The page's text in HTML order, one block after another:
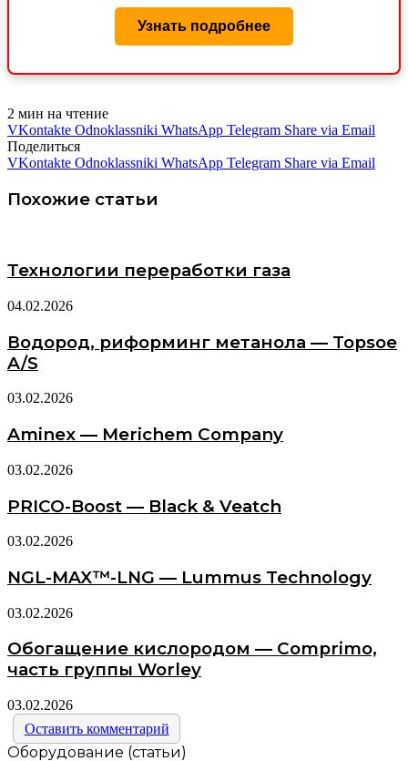
Узнать подробнее
2 мин на чтение
VKontakte Odnoklassniki WhatsApp Telegram Share via Email
Поделиться
VKontakte Odnoklassniki WhatsApp Telegram Share via Email
Похожие статьи
Технологии переработки газа
04.02.2026
Водород, риформинг метанола — Topsoe
A/S
03.02.2026
Aminex — Merichem Company
03.02.2026
PRICO-Boost — Black & Veatch
03.02.2026
NGL-MAX™-LNG — Lummus Technology
03.02.2026
Обогащение кислородом — Comprimo,
часть группы Worley
03.02.2026
Оставить комментарий
Оборудование (статьи)